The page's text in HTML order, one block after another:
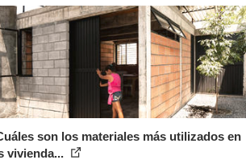
son los materiales más utilizados en
vivienda...